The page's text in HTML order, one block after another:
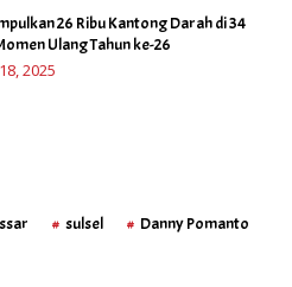
26 Ribu Kantong Darah di 34
Ulang Tahun ke-26
2025
sulsel Danny Pomanto